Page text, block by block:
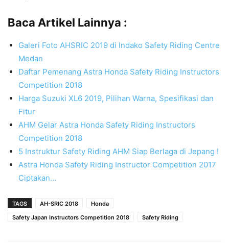
Baca Artikel Lainnya :
Galeri Foto AHSRIC 2019 di Indako Safety Riding Centre
Medan
Daftar Pemenang Astra Honda Safety Riding Instructors
Competition 2018
Harga Suzuki XL6 2019, Pilihan Warna, Spesifikasi dan
Fitur
AHM Gelar Astra Honda Safety Riding Instructors
Competition 2018
5 Instruktur Safety Riding AHM Siap Berlaga di Jepang !
Astra Honda Safety Riding Instructor Competition 2017
Ciptakan…
TAGS AH-SRIC 2018
Honda
Safety Japan Instructors Competition 2018
Safety Riding